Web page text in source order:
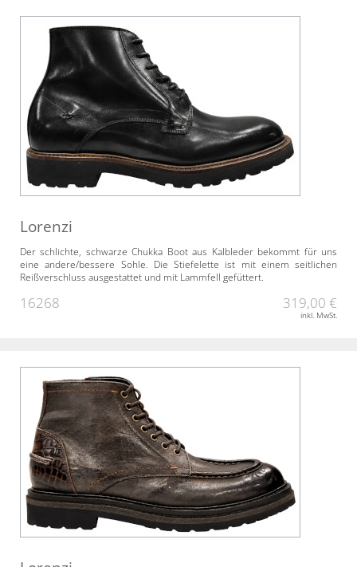
Lorenzi
Der schlichte, schwarze Chukka Boot aus Kalbleder bekommt für uns
eine andere/bessere Sohle. Die Stiefelette ist mit einem seitlichen
Reißverschluss ausgestattet und mit Lammfell gefüttert.
16268 319,00 €
inkl. MwSt.